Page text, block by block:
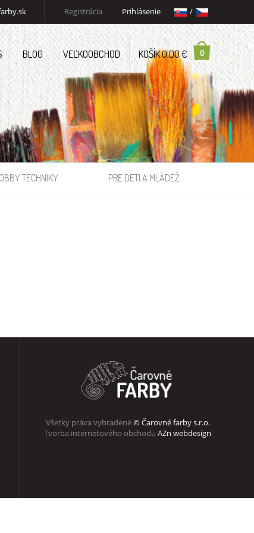
Registrácia Prihlásenie /
KOŠÍK 0,00 € 0
BLOG VEĽKOOBCHOD
TECHNIKY PRE DETI A MLÁDEŽ
Všetky práva vyhradené© Čarovné farby s.r.o.
Tvorba internetového obchodu AZn webdesign